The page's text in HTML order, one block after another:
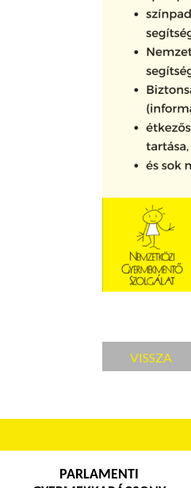
VISSZA
PARLAMENTI